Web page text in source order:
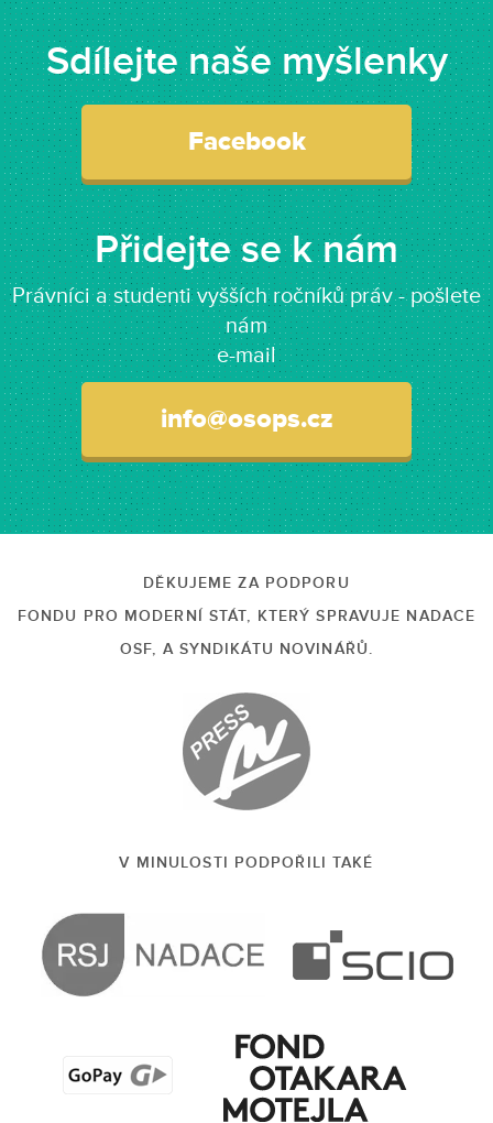
Sdílejte naše myšlenky
Facebook
Přidejte se k nám
Právníci a studenti vyšších ročníků práv - pošlete
nám
e-mail
info@osops.cz
DĚKUJEME ZA PODPORU
FONDU PRO MODERNÍ STÁT, KTERÝ SPRAVUJE NADACE
OSF, A SYNDIKÁTU NOVINÁŘŮ.
V MINULOSTI PODPOŘILI TAKÉ